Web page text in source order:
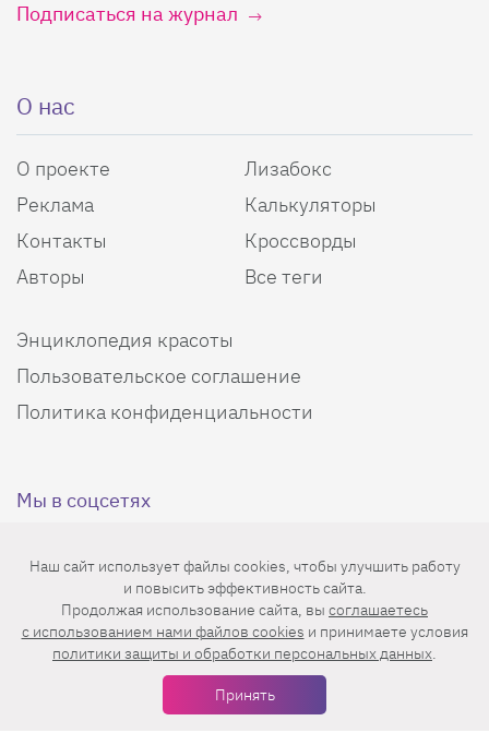
Подписаться на журнал
О нас
О проекте
Реклама
Контакты
Авторы
Лизабокс
Калькуляторы
Кроссворды
Все теги
Энциклопедия красоты
Пользовательское соглашение
Политика конфиденциальности
Мы в соцсетях
Еженедельная рассылка с лучшими статьями
Наш сайт использует файлы cookies, чтобы улучшить работу
и повысить эффективность сайта.
Продолжая использование сайта, вы соглашаетесь
c использованием нами файлов cookies и принимаете условия
политики защиты и обработки персональных данных.
Принять